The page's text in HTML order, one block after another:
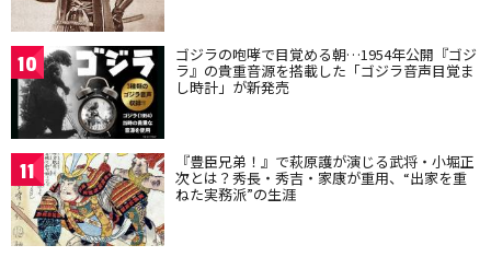
10 ゴジラの咆哮で目覚める朝…1954年公開『ゴジ
ラ』の貴重音源を搭載した「ゴジラ音声目覚ま
し時計」が新発売
11 『豊臣兄弟！』で萩原護が演じる武将・小堀正
次とは？秀長・秀吉・家康が重用、“出家を重
ねた実務派”の生涯